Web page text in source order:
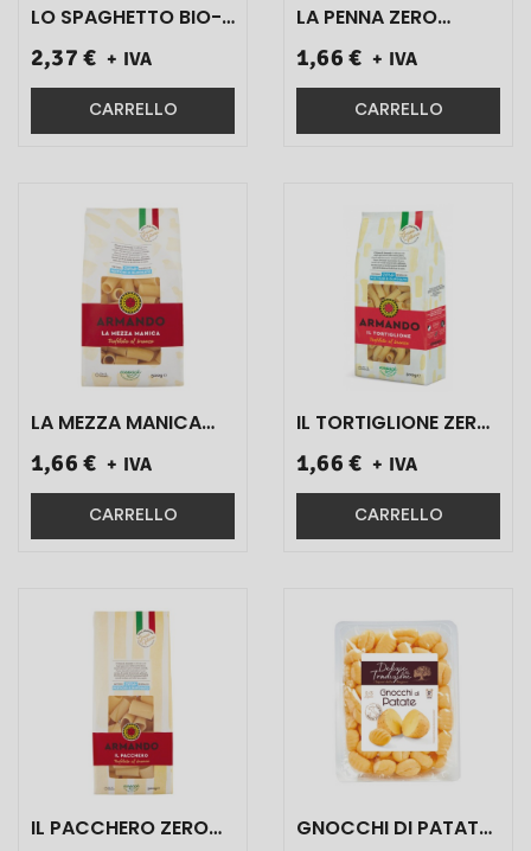
LO SPAGHETTO BIO-
PZ}
2,37 € + IVA
CARRELLO
LA PENNA ZERO
PZ}
1,66 € + IVA
CARRELLO
LA MEZZA MANICA
GR 1 PZ}
1,66 € + IVA
CARRELLO
IL TORTIGLIONE ZERO
PZ}
1,66 € + IVA
CARRELLO
IL PACCHERO ZERO
GNOCCHI DI PATATE